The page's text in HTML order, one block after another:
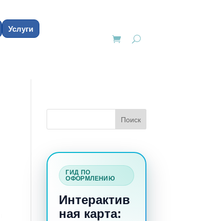
Услуги
ГИД ПО
ОФОРМЛЕНИЮ
Интерактив
ная карта: